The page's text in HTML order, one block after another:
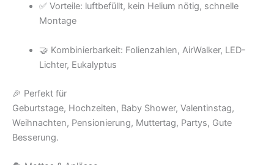
✅ Vorteile: luftbefüllt, kein Helium nötig, schnelle
Montage
🤝 Kombinierbarkeit: Folienzahlen, AirWalker, LED-
Lichter, Eukalyptus
🎉 Perfekt für
Geburtstage, Hochzeiten, Baby Shower, Valentinstag,
Weihnachten, Pensionierung, Muttertag, Partys, Gute
Besserung.